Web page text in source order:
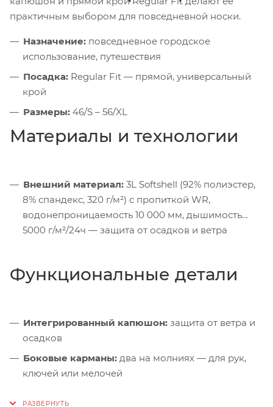
практичным выбором для повседневной носки.
Назначение: повседневное городское
использование, путешествия
Посадка: Regular Fit — прямой, универсальный
крой
Размеры: 46/S – 56/XL
Материалы и технологии
Внешний материал: 3L Softshell (92% полиэстер,
8% спандекс, 320 г/м²) с пропиткой WR,
водонепроницаемость 10 000 мм, дышимость
5000 г/м²/24ч — защита от осадков и ветра
Функциональные детали
Интегрированный капюшон: защита от ветра и
осадков
Боковые карманы: два на молниях — для рук,
ключей или мелочей